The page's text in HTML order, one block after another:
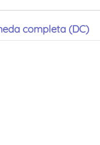
completa (DC)